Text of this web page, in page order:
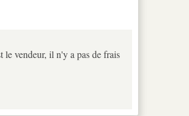
le vendeur, il n'y a pas de frais